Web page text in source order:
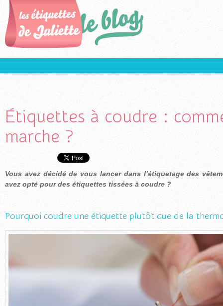
Étiquettes à coudre :
marche ?
Vous avez décidé de vous lancer dans l’étiquetage des
avez opté pour des étiquettes tissées à coudre ?
Pourquoi coudre une étiquette plutôt que de la